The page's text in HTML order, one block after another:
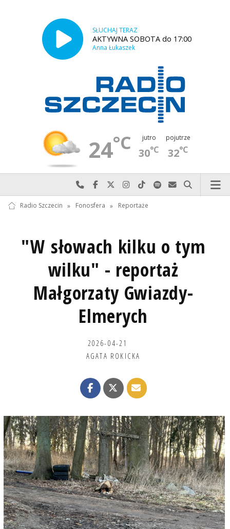
SŁUCHAJ TERAZ
AKTYWNA SOBOTA do 17:00
Anna Łukaszek
24°C jutro
30°C
pojutrze
32°C
Najlepiej po prostu do nas zadzwoń
Odwiedź nas na Facebook-u
Odwiedź nas na X
Odwiedź nas na Instagram-ie
Odwiedź nas na TikTok-u
Szukaj nas na Spotify
Wyślij do nas
Szukaj
Radio Szczecin » Fonosfera » Reportaże
"W słowach kilku o tym
wilku" - reportaż
Małgorzaty Gwiazdy-
Elmerych
2026-04-21
AGATA ROKICKA